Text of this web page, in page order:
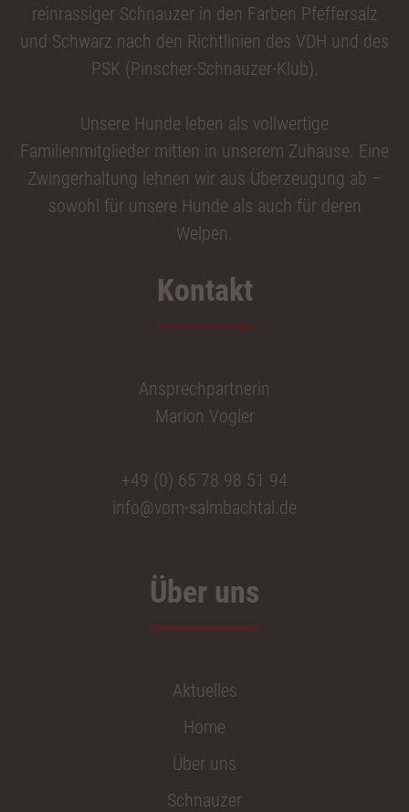
reinrassiger Schnauzer in den Farben Pfeffersalz
und Schwarz nach den Richtlinien des VDH und des
PSK (Pinscher-Schnauzer-Klub).
Unsere Hunde leben als vollwertige
Familienmitglieder mitten in unserem Zuhause. Eine
Zwingerhaltung lehnen wir aus Überzeugung ab –
sowohl für unsere Hunde als auch für deren
Welpen.
Kontakt
Ansprechpartnerin
Marion Vogler
+49 (0) 65 78 98 51 94
info@vom-salmbachtal.de
Über uns
Aktuelles
Home
Über uns
Schnauzer